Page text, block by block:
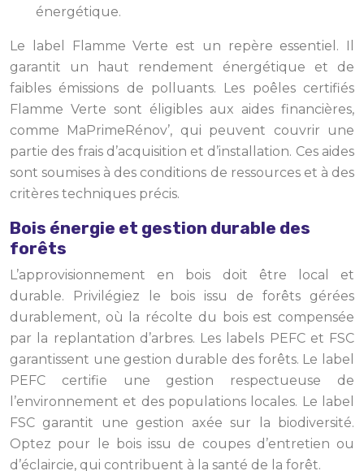
énergétique.
Le label Flamme Verte est un repère essentiel. Il
garantit un haut rendement énergétique et de
faibles émissions de polluants. Les poêles certifiés
Flamme Verte sont éligibles aux aides financières,
comme MaPrimeRénov’, qui peuvent couvrir une
partie des frais d’acquisition et d’installation. Ces aides
sont soumises à des conditions de ressources et à des
critères techniques précis.
Bois énergie et gestion durable des
forêts
L’approvisionnement en bois doit être local et
durable. Privilégiez le bois issu de forêts gérées
durablement, où la récolte du bois est compensée
par la replantation d’arbres. Les labels PEFC et FSC
garantissent une gestion durable des forêts. Le label
PEFC certifie une gestion respectueuse de
l’environnement et des populations locales. Le label
FSC garantit une gestion axée sur la biodiversité.
Optez pour le bois issu de coupes d’entretien ou
d’éclaircie, qui contribuent à la santé de la forêt.